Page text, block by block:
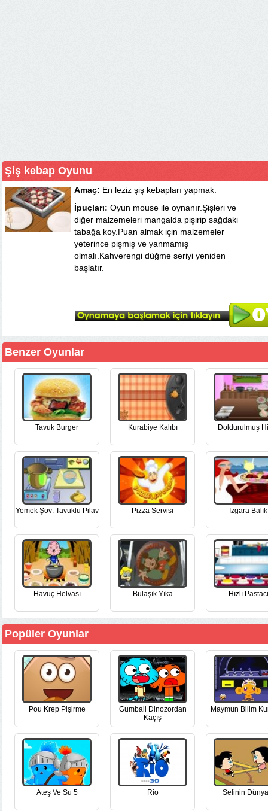
Şiş kebap Oyunu
Amaç: En leziz şiş kebapları yapmak.
İpuçları: Oyun mouse ile oynanır.Şişleri ve
diğer malzemeleri mangalda pişirip sağdaki
tabağa koy.Puan almak için malzemeler
yeterince pişmiş ve yanmamış
olmalı.Kahverengi düğme seriyi yeniden
başlatır.
Benzer Oyunlar
Tavuk Burger Kurabiye Kalıbı Doldurulmuş
Yemek Şov: Tavuklu Pilav Pizza Servisi Izgara Balık
Havuç Helvası Bulaşık Yıka Hızlı Pastacı
Popüler Oyunlar
Pou Krep Pişirme
Gumball Dinozordan
Kaçış
Maymun Bilim
Ateş Ve Su 5 Rio Selinin